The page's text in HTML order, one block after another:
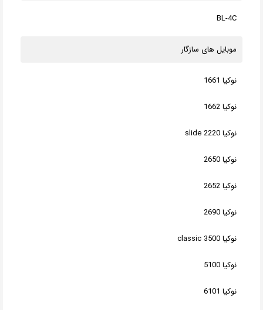
BL-4C
موبایل های سازگار
نوکیا 1661
نوکیا 1662
نوکیا 2220 slide
نوکیا 2650
نوکیا 2652
نوکیا 2690
نوکیا 3500 classic
نوکیا 5100
نوکیا 6101